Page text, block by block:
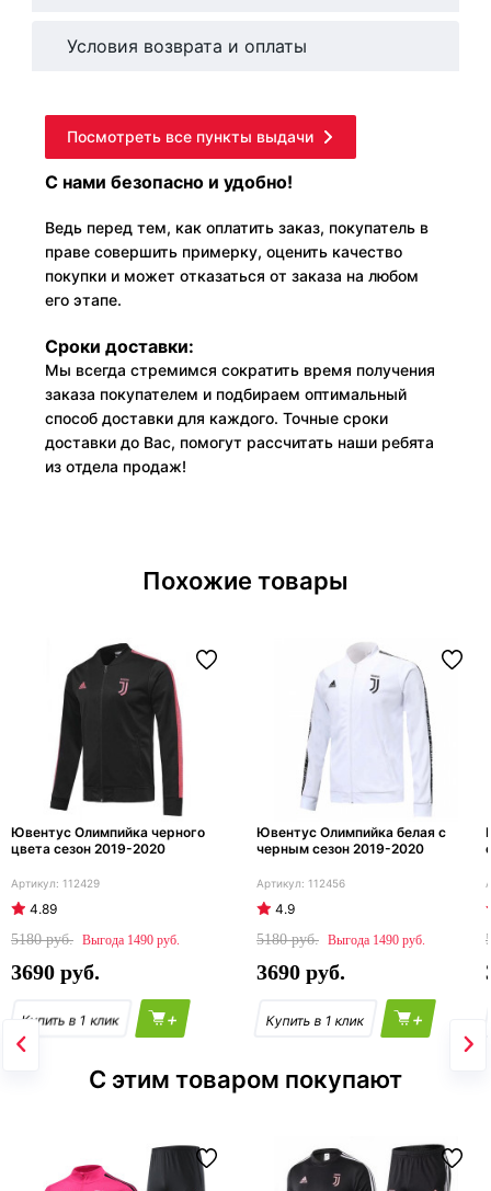
Условия возврата и оплаты
Посмотреть все пункты выдачи
С нами безопасно и удобно!
Ведь перед тем, как оплатить заказ, покупатель в
праве совершить примерку, оценить качество
покупки и может отказаться от заказа на любом
его этапе.
Сроки доставки:
Мы всегда стремимся сократить время получения
заказа покупателем и подбираем оптимальный
способ доставки для каждого. Точные сроки
доставки до Вас, помогут рассчитать наши ребята
из отдела продаж!
Похожие товары
Ювентус Олимпийка черного
цвета сезон 2019-2020
112429
4.89
5180
1490
3690
+
Ювентус Олимпийка белая с
черным сезон 2019-2020
112456
4.9
5180
1490
3690
+
С этим товаром покупают